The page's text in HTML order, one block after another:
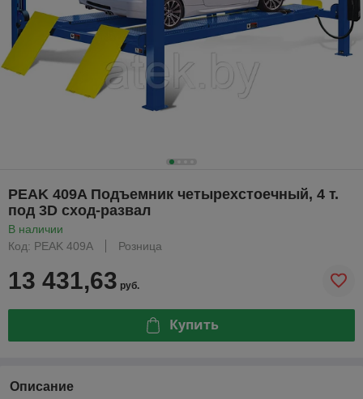
PEAK 409A Подъемник четырехстоечный, 4 т.
под 3D сход-развал
В наличии
Код: PEAK 409A
Розница
13 431,63 руб.
Купить
Описание